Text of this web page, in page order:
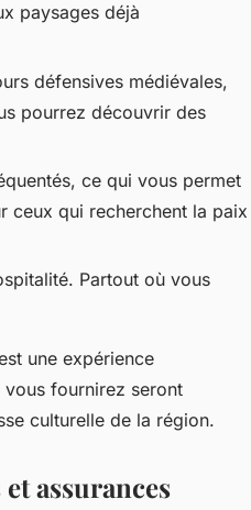
paysages déjà
défensives médiévales,
pourrez découvrir des
ce qui vous permet
ceux qui recherchent la paix
Partout où vous
une expérience
fournirez seront
culturelle de la région.
assurances